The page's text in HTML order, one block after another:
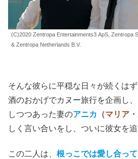
(C)2020 Zentropa Entertainments3 ApS, Zentropa
& Zentropa Netherlands B.V.
そんな彼らに平穏な日々が続くは
酒のおかげでカヌー旅行を企画し
しつつあった妻のアニカ （マリア
しく言い合いをし、ついに彼女を追
この二人は、 根っこでは愛し合っ